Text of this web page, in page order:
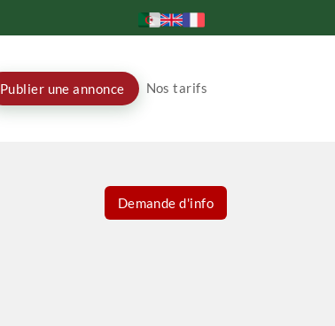
Publier une annonce Nos tarifs
Demande d'info